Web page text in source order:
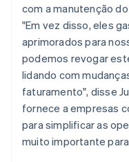
com a manutenção
"Em vez disso, eles
aprimorados para
podemos revogar
lidando com
faturamento", disse
fornece a empresas
para simplificar as
muito importante